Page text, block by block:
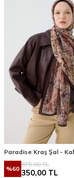
Paradise Kraş Şal -
%60
875,00TL
350,00 TL